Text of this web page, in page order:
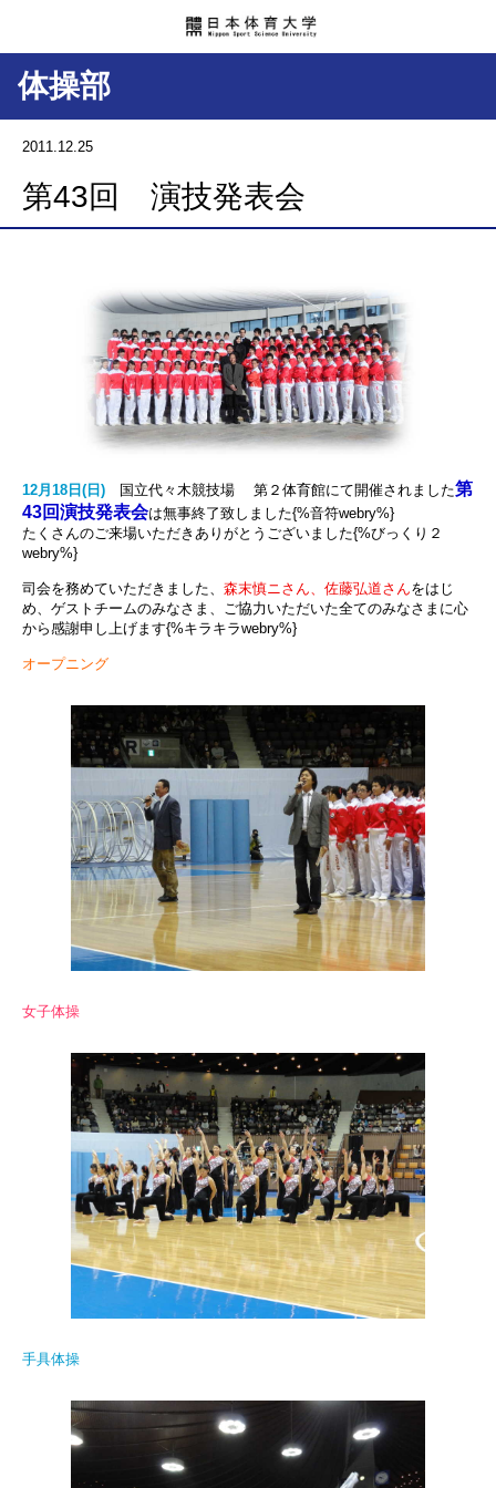
体操部
2011.12.25
第43回 演技発表会
12月18日(日) 国立代々木競技場 第２体育館にて開催されました第
43回演技発表会は無事終了致しました{%音符webry%}
たくさんのご来場いただきありがとうございました{%びっくり２
webry%}
司会を務めていただきました、 森末慎ニさん、佐藤弘道さんをはじ
め、ゲストチームのみなさま、ご協力いただいた全てのみなさまに心
から感謝申し上げます{%キラキラwebry%}
オープニング
女子体操
手具体操